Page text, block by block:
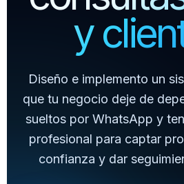
y
Diseño e implemento un
que tu negocio deje de
sueltos por WhatsApp y
profesional para captar
confianza y dar